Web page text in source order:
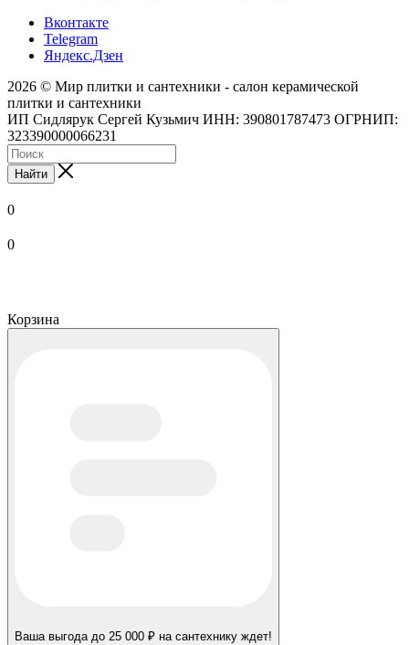
Вконтакте
Telegram
Яндекс.Дзен
2026 © Мир плитки и сантехники - салон керамической
плитки и сантехники
ИП Сидлярук Сергей Кузьмич ИНН: 390801787473 ОГРНИП:
323390000066231
Найти
0
0
Корзина
Ваша выгода до 25 000 ₽ на сантехнику ждет!